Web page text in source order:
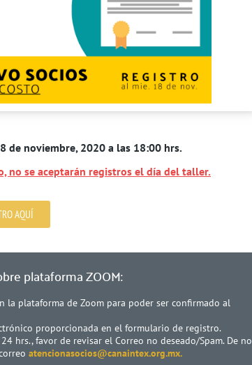
de noviembre, 2020 a las 18:00 hrs.
no se aceptarán registros el día del taller.
AQUÍ
plataforma ZOOM:
plataforma de Zoom para poder ser confirmado al
proporcionada en el formulario de registro.
hrs., favor de revisar el Correo no deseado/Spam. De no
atencionasocios@canaintex.org.mx.